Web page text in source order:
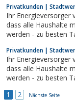
Privatkunden |
Ihr Energieversorger
dass alle Haushalte mit Strom, Erdgas
werden - zu besten
Hallenbad Sulgen
Privatkunden |
Ihr Energieversorger
dass alle Haushalte mit Strom, Erdgas
werden - zu besten
Hallenbad Sulgen
1 2 Nächste Seite